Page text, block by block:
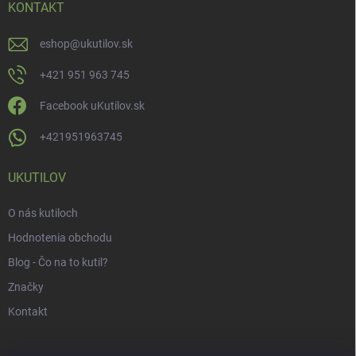
KONTAKT
eshop@ukutilov.sk
+421 951 963 745
Facebook uKutilov.sk
+421951963745
UKUTILOV
O nás kutiloch
Hodnotenia obchodu
Blog - Čo na to kutil?
Značky
Kontakt